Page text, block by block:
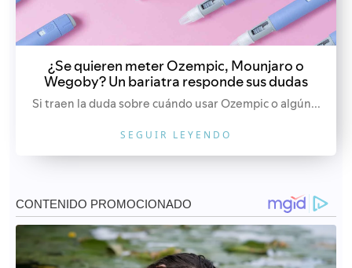
¿Se quieren meter Ozempic, Mounjaro o
Wegoby? Un bariatra responde sus dudas
Si traen la duda sobre cuándo usar Ozempic o algún...
SEGUIR LEYENDO